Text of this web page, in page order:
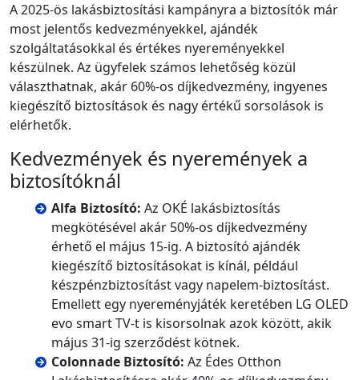
A 2025-ös lakásbiztosítási kampányra a biztosítók már
most jelentős kedvezményekkel, ajándék
szolgáltatásokkal és értékes nyereményekkel
készülnek. Az ügyfelek számos lehetőség közül
választhatnak, akár 60%-os díjkedvezmény, ingyenes
kiegészítő biztosítások és nagy értékű sorsolások is
elérhetők.
Kedvezmények és nyeremények a
biztosítóknál
Alfa Biztosító: Az OKÉ lakásbiztosítás
megkötésével akár 50%-os díjkedvezmény
érhető el május 15-ig. A biztosító ajándék
kiegészítő biztosításokat is kínál, például
készpénzbiztosítást vagy napelem-biztosítást.
Emellett egy nyereményjáték keretében LG OLED
evo smart TV-t is kisorsolnak azok között, akik
május 31-ig szerződést kötnek.
Colonnade Biztosító: Az Édes Otthon